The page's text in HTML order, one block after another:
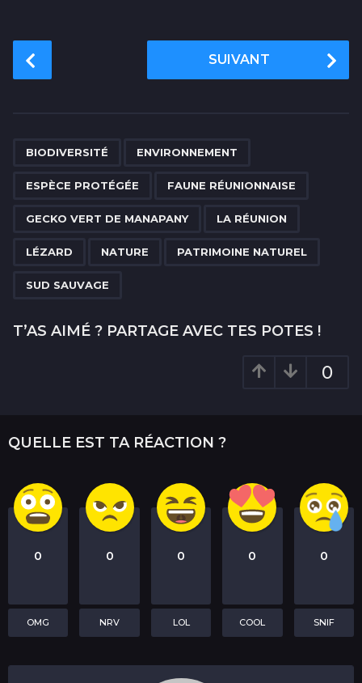
o
n
SUIVANT
BIODIVERSITÉ ENVIRONNEMENT
ESPÈCE PROTÉGÉE FAUNE RÉUNIONNAISE
GECKO VERT DE MANAPANY LA RÉUNION
LÉZARD NATURE PATRIMOINE NATUREL
SUD SAUVAGE
T’AS AIMÉ ? PARTAGE AVEC TES POTES !
0
QUELLE EST TA RÉACTION ?
0
OMG
0
NRV
0
LOL
0
COOL
0
SNIF